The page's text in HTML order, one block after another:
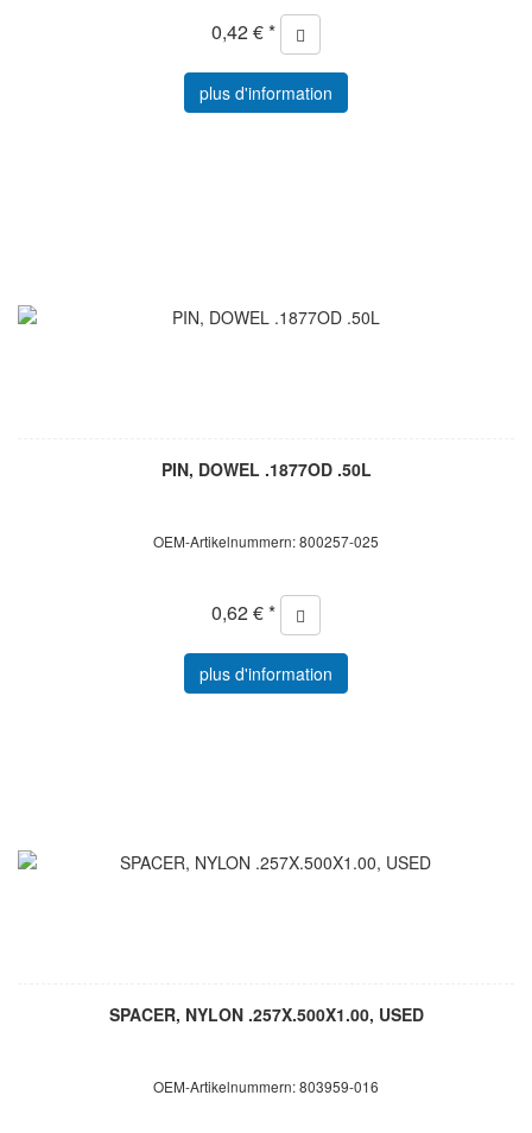
0,42 € *
plus d'information
PIN, DOWEL .1877OD .50L
OEM-Artikelnummern: 800257-025
0,62 € *
plus d'information
SPACER, NYLON .257X.500X1.00, USED
OEM-Artikelnummern: 803959-016